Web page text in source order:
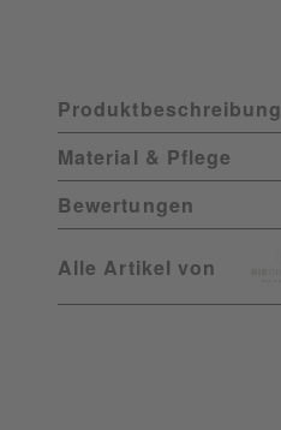
Produktbeschreibung
Material & Pflege
Bewertungen
Alle Artikel von